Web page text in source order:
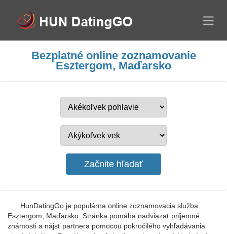
Bezplatné online zoznamovanie
Esztergom, Maďarsko
HunDatingGo je populárna online zoznamovacia služba
Esztergom, Maďarsko. Stránka pomáha nadviazať príjemné
známosti a nájsť partnera pomocou pokročilého vyhľadávania